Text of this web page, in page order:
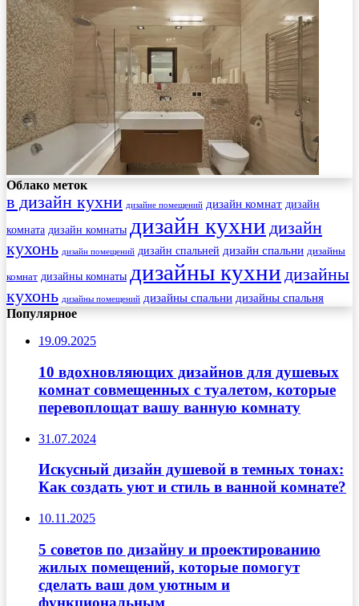
Облако меток
в дизайн кухни дизайне помещений дизайн комнат дизайн
комната дизайн комнаты дизайн кухни дизайн
кухонь дизайн помещений дизайн спальней дизайн спальни дизайны
комнат дизайны комнаты дизайны кухни дизайны
кухонь дизайны помещений дизайны спальни дизайны спальня
Популярное
19.09.2025
10 вдохновляющих дизайнов для душевых
комнат совмещенных с туалетом, которые
перевоплощат вашу ванную комнату
31.07.2024
Искусный дизайн душевой в темных тонах:
Как создать уют и стиль в ванной комнате?
10.11.2025
5 советов по дизайну и проектированию
жилых помещений, которые помогут
сделать ваш дом уютным и
функциональным